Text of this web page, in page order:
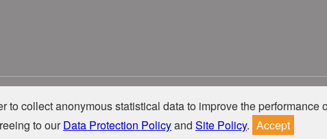
to collect anonymous statistical data to improve the
to ourData Protection Policyand Site Policy. Accept